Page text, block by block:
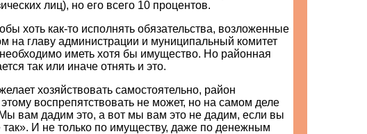
лиц), но его всего 10 процентов.
хоть как-то исполнять обязательства, возложенные
на главу администрации и муниципальный комитет
иметь хотя бы имущество. Но районная
так или иначе отнять и это.
хозяйствовать самостоятельно, район
воспрепятствовать не может, но на самом деле
вам дадим это, а вот мы вам это не дадим, если вы
так». И не только по имуществу, даже по денежным